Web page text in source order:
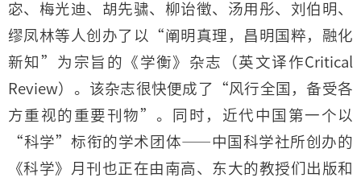
宓、梅光迪、胡先骕、柳诒徵、汤用彤、刘伯明、
缪凤林等人创办了以“阐明真理，昌明国粹，融化
新知”为宗旨的《学衡》杂志（英文译作Critical
Review）。该杂志很快便成了“风行全国，备受各
方重视的重要刊物”。同时，近代中国第一个以
“科学”标衔的学术团体——中国科学社所创办的
《科学》月刊也正在由南高、东大的教授们出版和